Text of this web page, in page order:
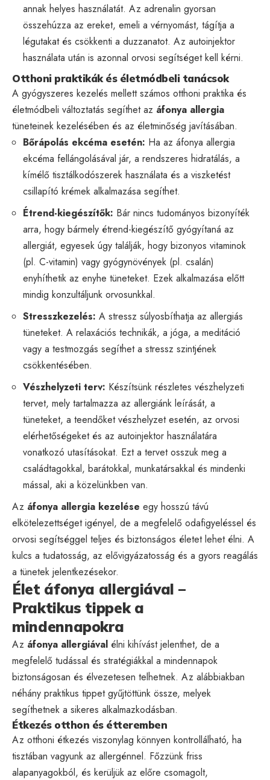
annak helyes használatát. Az adrenalin gyorsan
összehúzza az ereket, emeli a vérnyomást, tágítja a
légutakat és csökkenti a duzzanatot. Az autoinjektor
használata után is azonnal orvosi segítséget kell kérni.
Otthoni praktikák és életmódbeli tanácsok
A gyógyszeres kezelés mellett számos otthoni praktika és
életmódbeli változtatás segíthet az áfonya allergia
tüneteinek kezelésében és az életminőség javításában.
Bőrápolás ekcéma esetén: Ha az áfonya allergia
ekcéma fellángolásával jár, a rendszeres hidratálás, a
kímélő tisztálkodószerek használata és a viszketést
csillapító krémek alkalmazása segíthet.
Étrend-kiegészítők: Bár nincs tudományos bizonyíték
arra, hogy bármely étrend-kiegészítő gyógyítaná az
allergiát, egyesek úgy találják, hogy bizonyos vitaminok
(pl. C-vitamin) vagy gyógynövények (pl. csalán)
enyhíthetik az enyhe tüneteket. Ezek alkalmazása előtt
mindig konzultáljunk orvosunkkal.
Stresszkezelés: A stressz súlyosbíthatja az allergiás
tüneteket. A relaxációs technikák, a jóga, a meditáció
vagy a testmozgás segíthet a stressz szintjének
csökkentésében.
Vészhelyzeti terv: Készítsünk részletes vészhelyzeti
tervet, mely tartalmazza az allergiánk leírását, a
tüneteket, a teendőket vészhelyzet esetén, az orvosi
elérhetőségeket és az autoinjektor használatára
vonatkozó utasításokat. Ezt a tervet osszuk meg a
családtagokkal, barátokkal, munkatársakkal és mindenki
mással, aki a közelünkben van.
Az áfonya allergia kezelése egy hosszú távú
elkötelezettséget igényel, de a megfelelő odafigyeléssel és
orvosi segítséggel teljes és biztonságos életet lehet élni. A
kulcs a tudatosság, az elővigyázatosság és a gyors reagálás
a tünetek jelentkezésekor.
Élet áfonya allergiával –
Praktikus tippek a
mindennapokra
Az áfonya allergiával élni kihívást jelenthet, de a
megfelelő tudással és stratégiákkal a mindennapok
biztonságosan és élvezetesen telhetnek. Az alábbiakban
néhány praktikus tippet gyűjtöttünk össze, melyek
segíthetnek a sikeres alkalmazkodásban.
Étkezés otthon és étteremben
Az otthoni étkezés viszonylag könnyen kontrollálható, ha
tisztában vagyunk az allergénnel. Főzzünk friss
alapanyagokból, és kerüljük az előre csomagolt,